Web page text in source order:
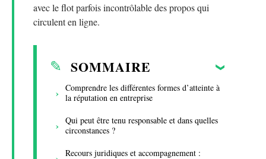
avec le flot parfois incontrôlable des propos qui
circulent en ligne.
SOMMAIRE
Comprendre les différentes formes d’atteinte à
la réputation en entreprise
Qui peut être tenu responsable et dans quelles
circonstances ?
Recours juridiques et accompagnement :